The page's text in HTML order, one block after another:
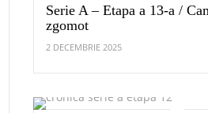
Serie A – Etapa a 13-a /
zgomot
2 DECEMBRIE 2025